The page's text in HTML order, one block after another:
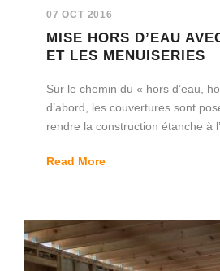
07 OCT 2016
MISE HORS D’EAU
ET LES MENUISERIES
Sur le chemin du « hors d’eau,
d’abord, les couvertures sont
rendre la construction étanche à
Read More